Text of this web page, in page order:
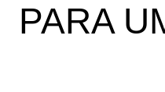
PARA